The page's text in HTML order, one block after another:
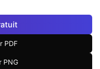
PDF
PNG